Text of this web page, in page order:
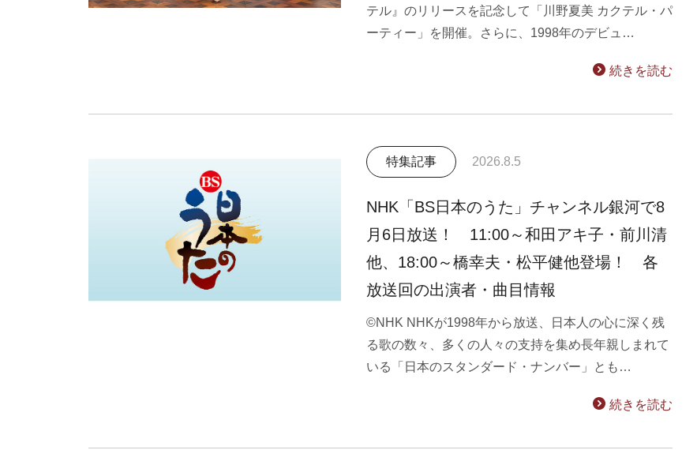
テル』のリリースを記念して「川野夏美 カクテル・パ
ーティー」を開催。さらに、1998年のデビュ…
続きを読む
特集記事 2026.8.5
NHK「BS日本のうた」チャンネル銀河で8
月6日放送！ 11:00～和田アキ子・前川清
他、18:00～橋幸夫・松平健他登場！ 各
放送回の出演者・曲目情報
©NHK NHKが1998年から放送、日本人の心に深く残
る歌の数々、多くの人々の支持を集め長年親しまれて
いる「日本のスタンダード・ナンバー」とも…
続きを読む